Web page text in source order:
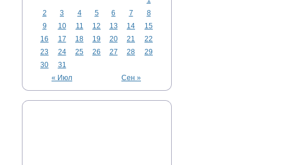
« Июл Сен »
2
3 4 5 6 7
8
9
10 11 12 13 14
15
16
17 18 19 20 21
22
23
24 25 26 27 28
29
30
31